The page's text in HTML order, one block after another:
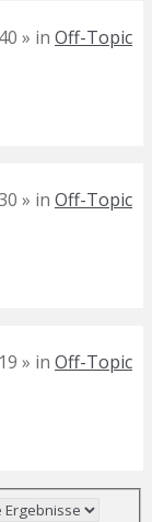
» in Off-Topic
» in Off-Topic
» in Off-Topic